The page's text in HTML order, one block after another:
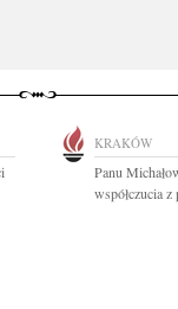
KRAKÓW
Panu
współczucia